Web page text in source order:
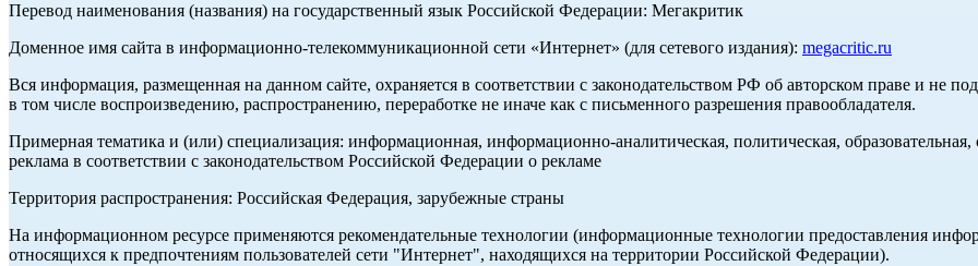
Перевод наименования (названия) на государственный язык Российской Федерации: Мегакритик
Доменное имя сайта в информационно-телекоммуникационной сети «Интернет» (для сетевого издания): megacritic.ru
Вся информация, размещенная на данном сайте, охраняется в соответствии с законодательством РФ об авторском праве и не
в том числе воспроизведению, распространению, переработке не иначе как с письменного разрешения правообладателя.
Примерная тематика и (или) специализация: информационная, информационно-аналитическая, политическая, образовательная,
реклама в соответствии с законодательством Российской Федерации о рекламе
Территория распространения: Российская Федерация, зарубежные страны
На информационном ресурсе применяются рекомендательные технологии (информационные технологии предоставления
относящихся к предпочтениям пользователей сети "Интернет", находящихся на территории Российской Федерации).